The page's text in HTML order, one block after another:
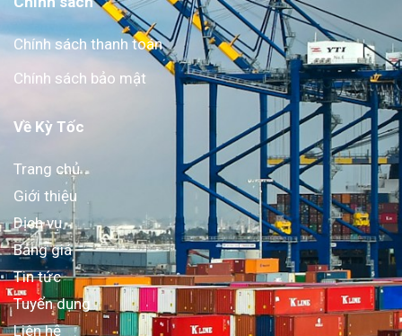
Chính sách thanh toán
Chính sách bảo mật
Về Kỳ Tốc
Trang chủ
Giới thiệu
Dịch vụ
Bảng giá
Tin tức
Tuyển dụng
Liên hệ